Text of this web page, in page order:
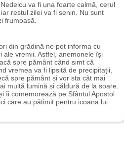
va fi una foarte calmă, cerul
restul zilei va fi senin. Nu sunt
frumoasă.
din grădină ne pot informa cu
ale vremii. Astfel, anemonele își
spre pământ când simt că
vremea va fi lipsită de precipitații,
spre pământ și vor sta cât mai
multă lumină și căldură de la soare.
îi comemorează pe Sfântul Apostol
care au pătimit pentru icoana lui